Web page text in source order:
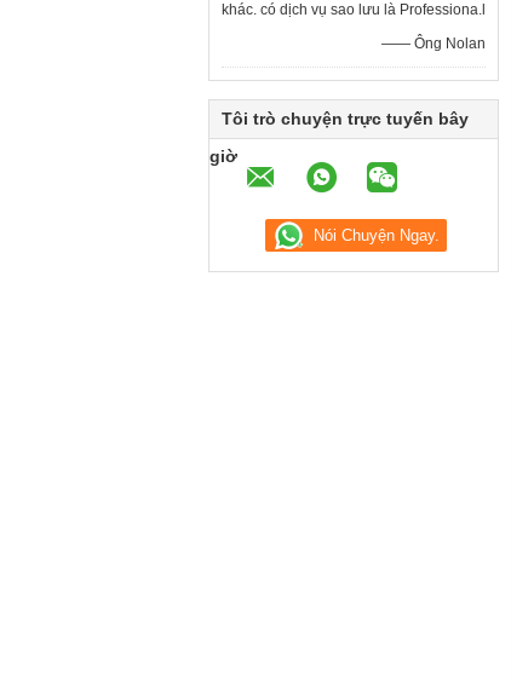
khác. có dịch vụ sao lưu là Professiona.l
—— Ông Nolan
Tôi trò chuyện trực tuyến bây
giờ